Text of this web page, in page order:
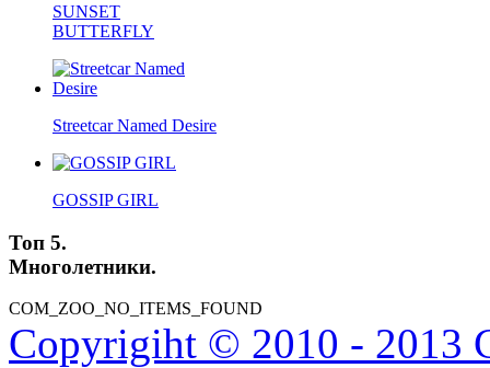
SUNSET
BUTTERFLY
Streetcar Named Desire
GOSSIP GIRL
Топ 5.
Многолетники.
COM_ZOO_NO_ITEMS_FOUND
Copyrigiht © 2010 - 2013